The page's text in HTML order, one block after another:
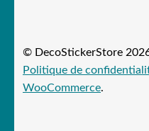
© DecoStickerStore
Politique de
WooCommerce.